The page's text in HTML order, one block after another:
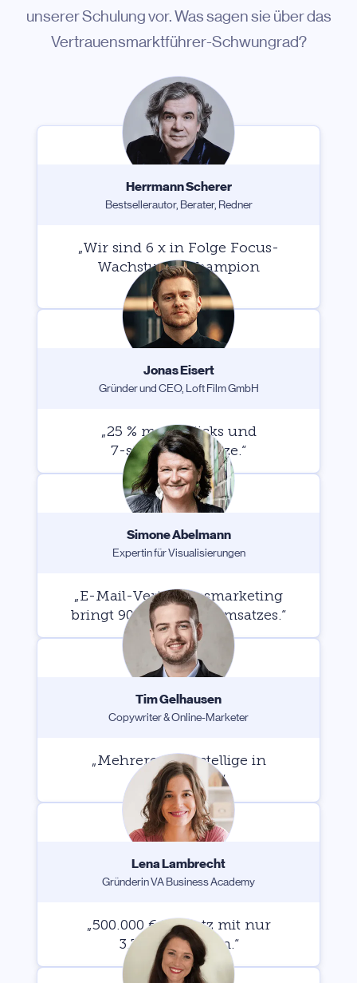
unserer Schulung vor. Was sagen sie über das
Vertrauensmarktführer-Schwungrad?
Herrmann Scherer
Bestsellerautor, Berater, Redner
„Wir sind 6 x in Folge Focus-
Wachstums-Champion
geworden.“
Jonas Eisert
Gründer und CEO, Loft Film GmbH
„25 % mehr Klicks und
7-stellige Umsätze.“
Simone Abelmann
Expertin für Visualisierungen
„E-Mail-Vertrauensmarketing
bringt 90 % unseres Umsatzes.“
Tim Gelhausen
Copywriter & Online-Marketer
„Mehrere sechsstellige in
zwei Jahren.“
Lena Lambrecht
Gründerin VA Business Academy
„500.000 € Umsatz mit nur
3.700 Kontakten.“